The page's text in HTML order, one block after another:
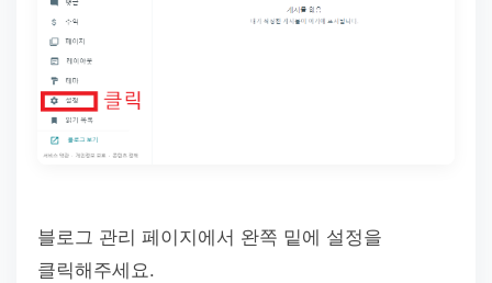
블로그 관리 페이지에서 완쪽 밑에 설정을
클릭해주세요.